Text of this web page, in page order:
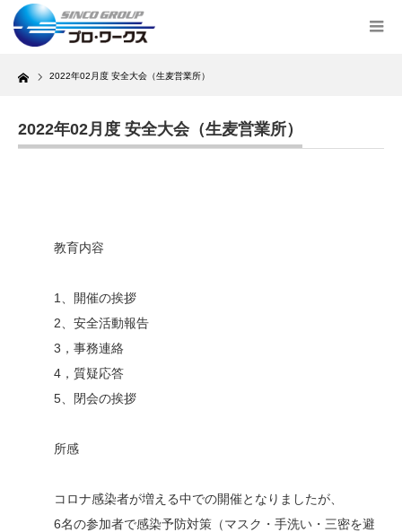
Home 2022年02月度 安全大会（生麦営業所）
2022年02月度 安全大会（生麦営業所）
教育内容
1、開催の挨拶
2、安全活動報告
3，事務連絡
4，質疑応答
5、閉会の挨拶
所感
コロナ感染者が増える中での開催となりましたが、
6名の参加者で感染予防対策（マスク・手洗い・三密を避